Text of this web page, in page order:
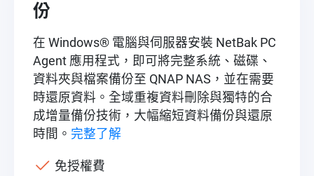
份
在 Windows® 電腦與伺服器安裝 NetBak PC
Agent 應用程式，即可將完整系統、磁碟、
資料夾與檔案備份至 QNAP NAS，並在需要
時還原資料。全域重複資料刪除與獨特的合
成增量備份技術，大幅縮短資料備份與還原
時間。 完整了解
免授權費